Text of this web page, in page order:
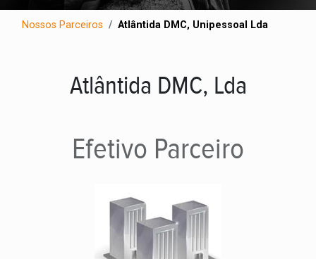
Nossos Parceiros Atlântida DMC, Unipessoal Lda
Atlântida DMC, Lda
Efetivo Parceiro